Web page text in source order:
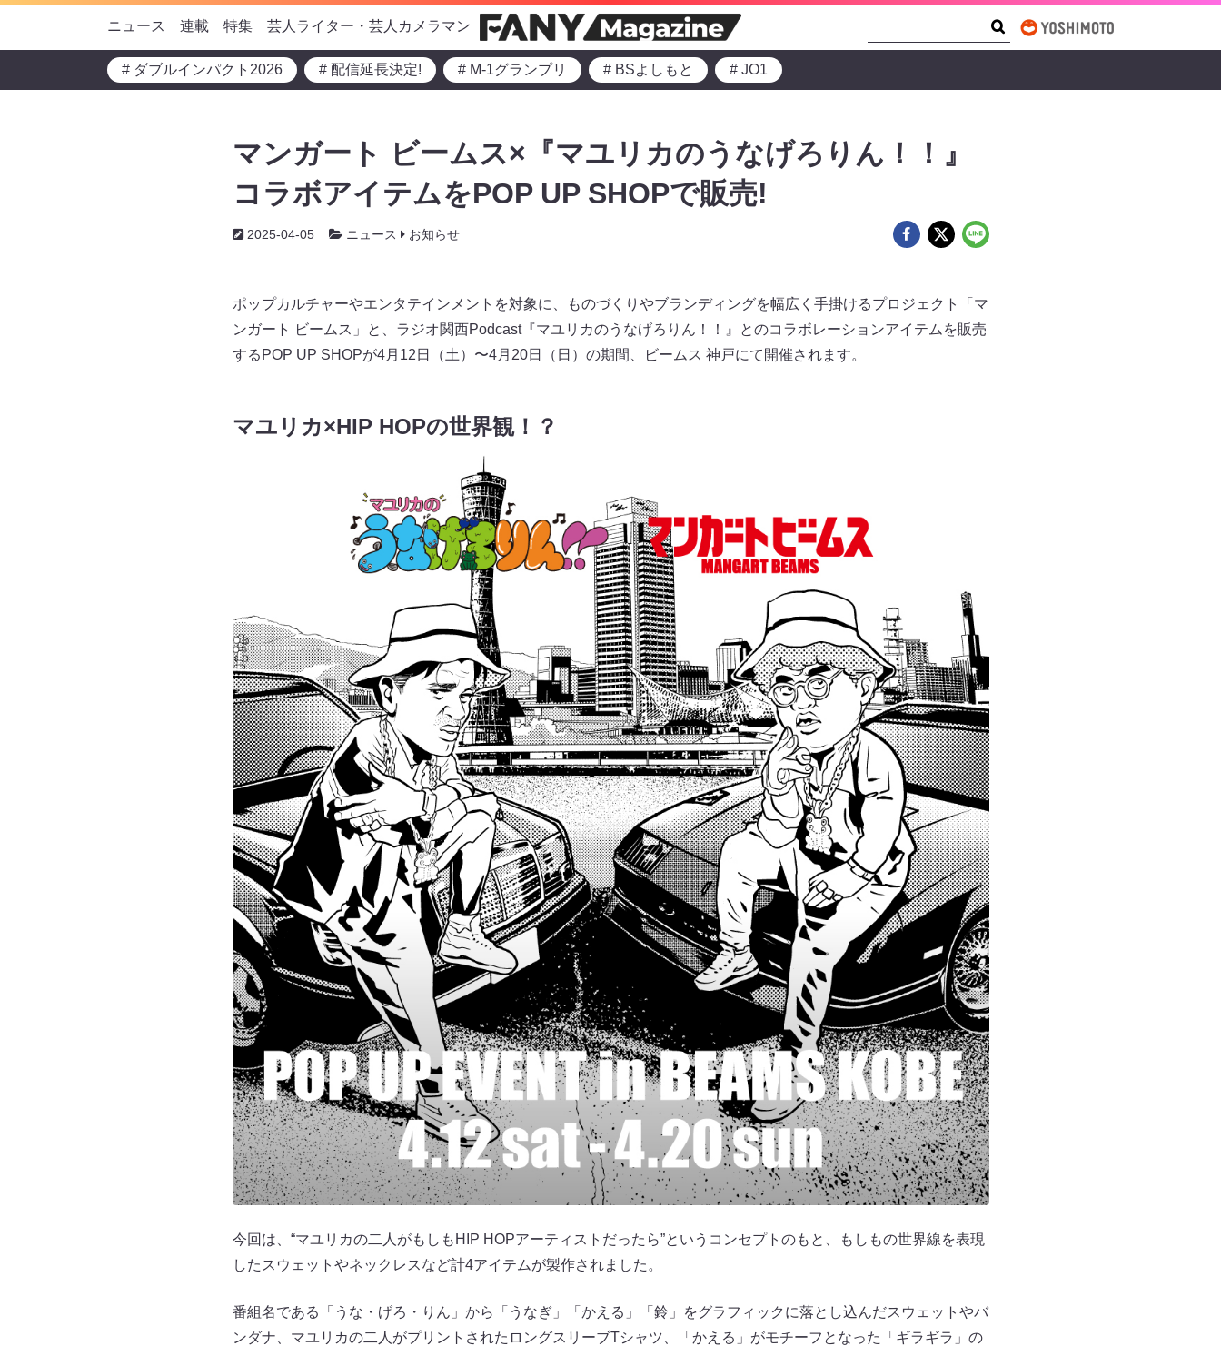
ニュース 連載 特集 芸人ライター・芸人カメラマン
# ダブルインパクト2026 # 配信延長決定! # M-1グランプリ # BSよしもと # JO1
マンガート ビームス×『マユリカのうなげろりん！！』
コラボアイテムをPOP UP SHOPで販売!
2025-04-05 ニュース お知らせ
ポップカルチャーやエンタテインメントを対象に、ものづくりやブランディングを幅広く手掛けるプロジェクト「マ
ンガート ビームス」と、ラジオ関西Podcast『マユリカのうなげろりん！！』とのコラボレーションアイテムを販売
するPOP UP SHOPが4月12日（土）〜4月20日（日）の期間、ビームス 神戸にて開催されます。
マユリカ×HIP HOPの世界観！？
今回は、“マユリカの二人がもしもHIP HOPアーティストだったら”というコンセプトのもと、もしもの世界線を表現
したスウェットやネックレスなど計4アイテムが製作されました。
番組名である「うな・げろ・りん」から「うなぎ」「かえる」「鈴」をグラフィックに落とし込んだスウェットやバ
ンダナ、マユリカの二人がプリントされたロングスリーブTシャツ、「かえる」がモチーフとなった「ギラギラ」の